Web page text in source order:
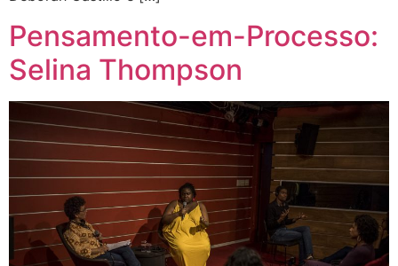
Pensamento-em-Processo:
Selina Thompson